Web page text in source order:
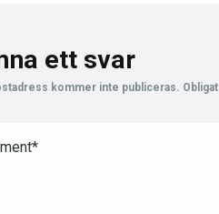
ett svar
kommer inte publiceras.